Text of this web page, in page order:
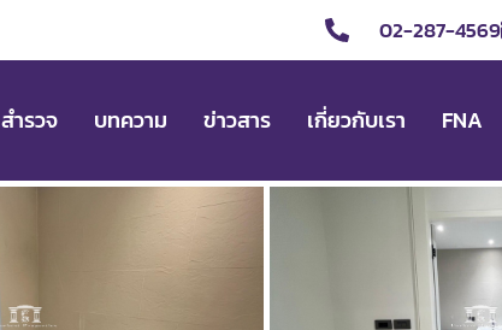
02-287-4569
สำรวจ บทความ ข่าวสาร เกี่ยวกับเรา FNA